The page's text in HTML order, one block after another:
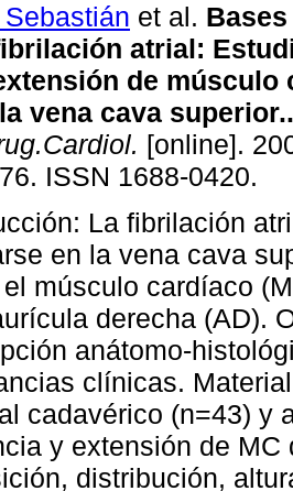
et al.
atrial:
de músculo
vena cava superior..
[online].
ISSN 1688-0420.
La fibrilación
en la vena cava
músculo cardíaco
derecha (AD).
anátomo-
clínicas.
cadavérico (n=43) y
y extensión de
distribución,